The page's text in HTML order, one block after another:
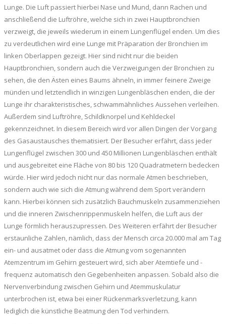
Lunge. Die Luft passiert hierbei Nase und Mund, dann Rachen und
anschließend die Luftröhre, welche sich in zwei Hauptbronchien
verzweigt, die jeweils wiederum in einem Lungenflügel enden. Um dies
zu verdeutlichen wird eine Lunge mit Präparation der Bronchien im
linken Oberlappen gezeigt. Hier sind nicht nur die beiden
Hauptbronchien, sondern auch die Verzweigungen der Bronchien zu
sehen, die den Ästen eines Baums ähneln, in immer feinere Zweige
münden und letztendlich in winzigen Lungenbläschen enden, die der
Lunge ihr charakteristisches, schwammähnliches Aussehen verleihen.
Außerdem sind Luftröhre, Schildknorpel und Kehldeckel
gekennzeichnet. In diesem Bereich wird vor allen Dingen der Vorgang
des Gasaustausches thematisiert. Der Besucher erfährt, dass jeder
Lungenflügel zwischen 300 und 450 Millionen Lungenbläschen enthält
und ausgebreitet eine Fläche von 80 bis 120 Quadratmetern bedecken
würde. Hier wird jedoch nicht nur das normale Atmen beschrieben,
sondern auch wie sich die Atmung während dem Sport verändern
kann. Hierbei können sich zusätzlich Bauchmuskeln zusammenziehen
und die inneren Zwischenrippenmuskeln helfen, die Luft aus der
Lunge förmlich herauszupressen. Des Weiteren erfährt der Besucher
erstaunliche Zahlen, nämlich, dass der Mensch circa 20.000 mal am Tag
ein- und ausatmet oder dass die Atmung vom sogenannten
Atemzentrum im Gehirn gesteuert wird, sich aber Atemtiefe und -
frequenz automatisch den Gegebenheiten anpassen. Sobald also die
Nervenverbindung zwischen Gehirn und Atemmuskulatur
unterbrochen ist, etwa bei einer Rückenmarksverletzung, kann
lediglich die künstliche Beatmung den Tod verhindern.